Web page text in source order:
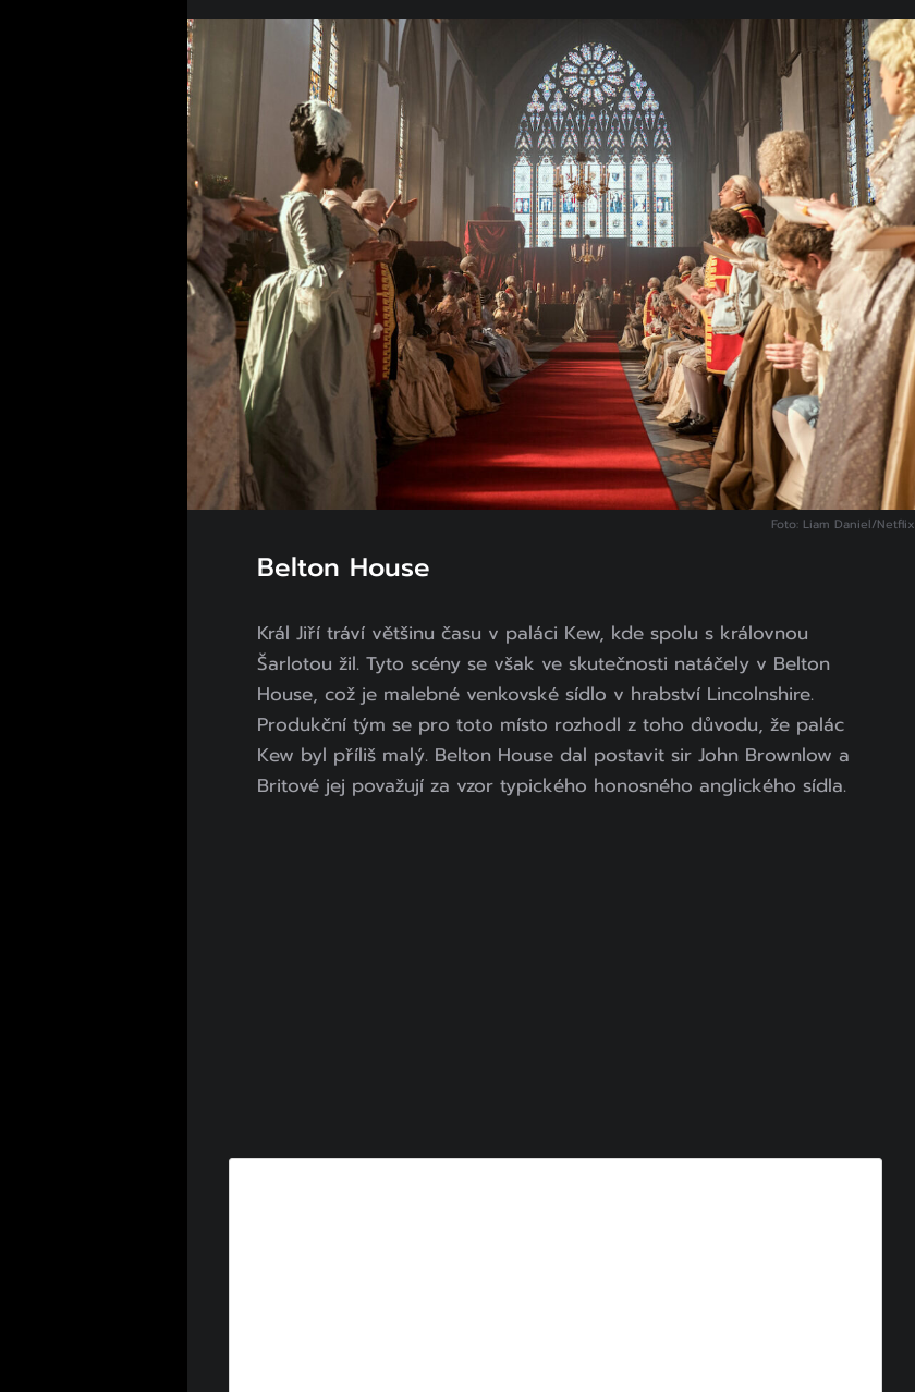
Foto: Liam Daniel/Netflix
Belton House
Král Jiří tráví většinu času v paláci Kew, kde spolu s královnou
Šarlotou žil. Tyto scény se však ve skutečnosti natáčely v Belton
House, což je malebné venkovské sídlo v hrabství Lincolnshire.
Produkční tým se pro toto místo rozhodl z toho důvodu, že palác
Kew byl příliš malý. Belton House dal postavit sir John Brownlow a
Britové jej považují za vzor typického honosného anglického sídla.